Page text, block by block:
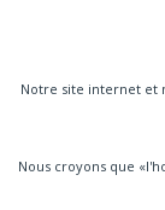
Notre site internet et
Nous croyons que